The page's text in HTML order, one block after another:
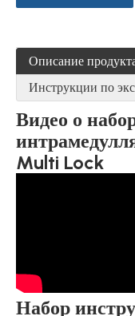
Описание
Инструкции по
Видео о
Multi Lock
Набор